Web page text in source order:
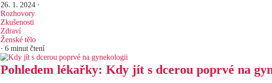
26. 1. 2024 ·
Rozhovory
Zkušenosti
Zdraví
Ženské tělo
· 6 minut čtení
Pohledem lékařky: Kdy jít s dcerou poprvé na